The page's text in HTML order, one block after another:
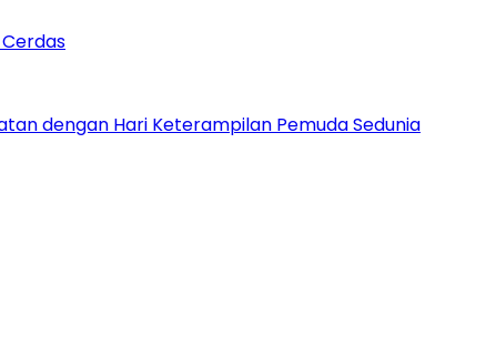
dengan Hari Keterampilan Pemuda Sedunia